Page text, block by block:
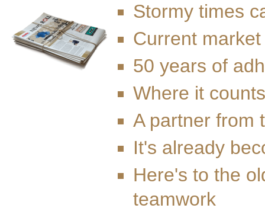
Stormy times
Current
50 years of
Where it counts
A partner from
It's already
Here's to the
teamwork